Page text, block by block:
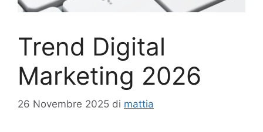
Trend Digital
Marketing 2026
26 Novembre 2025 di mattia